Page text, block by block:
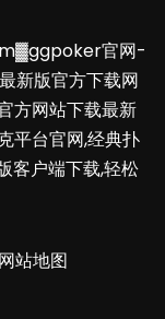
官网-
新版官方下载网
方网站下载最新
平台官网,经典扑
客户端下载,轻松
网站地图